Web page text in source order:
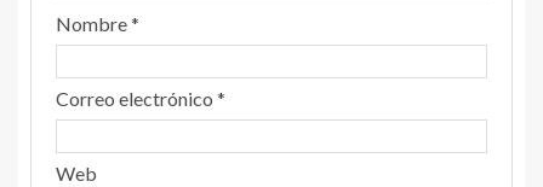
Nombre*
Correo electrónico *
Web